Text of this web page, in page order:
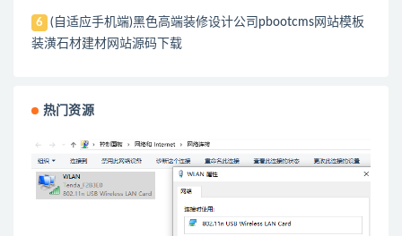
6
(自适应手机端)黑色高端装修设计公司pbootcms网站模板
装潢石材建材网站源码下载
热门资源